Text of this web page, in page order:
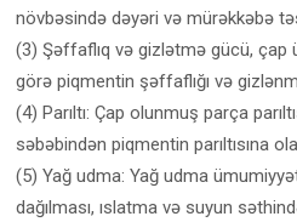
növbəsində dəyəri və mürəkkəbə
(3) Şəffaflıq və gizlətmə gücü, çap
görə piqmentin şəffaflığı və
(4) Parıltı: Çap olunmuş parça
səbəbindən piqmentin parıltısına
(5) Yağ udma: Yağ udma
dağılması, ıslatma və suyun